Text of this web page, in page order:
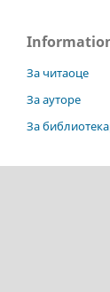
За читаоце
За ауторе
За